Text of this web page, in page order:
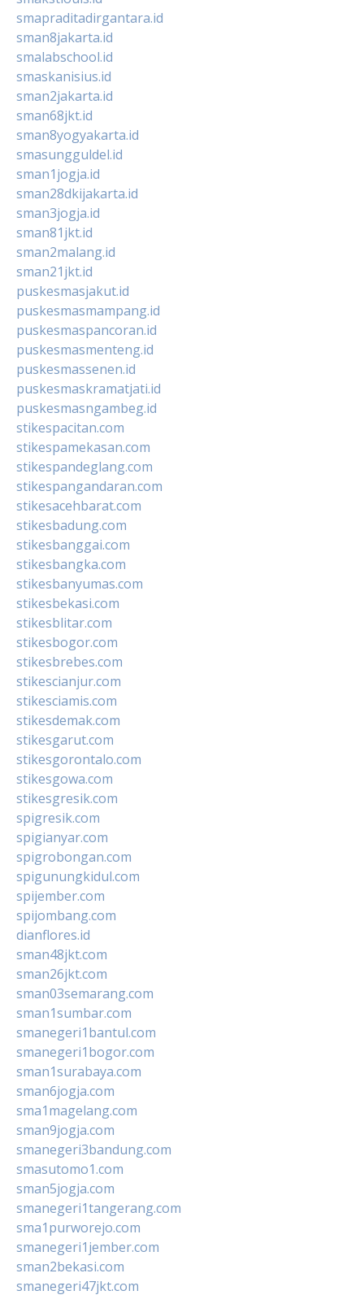
smapraditadirgantara.id
sman8jakarta.id
smalabschool.id
smaskanisius.id
sman2jakarta.id
sman68jkt.id
sman8yogyakarta.id
smasungguldel.id
sman1jogja.id
sman28dkijakarta.id
sman3jogja.id
sman81jkt.id
sman2malang.id
sman21jkt.id
puskesmasjakut.id
puskesmasmampang.id
puskesmaspancoran.id
puskesmasmenteng.id
puskesmassenen.id
puskesmaskramatjati.id
puskesmasngambeg.id
stikespacitan.com
stikespamekasan.com
stikespandeglang.com
stikespangandaran.com
stikesacehbarat.com
stikesbadung.com
stikesbanggai.com
stikesbangka.com
stikesbanyumas.com
stikesbekasi.com
stikesblitar.com
stikesbogor.com
stikesbrebes.com
stikescianjur.com
stikesciamis.com
stikesdemak.com
stikesgarut.com
stikesgorontalo.com
stikesgowa.com
stikesgresik.com
spigresik.com
spigianyar.com
spigrobongan.com
spigunungkidul.com
spijember.com
spijombang.com
dianflores.id
sman48jkt.com
sman26jkt.com
sman03semarang.com
sman1sumbar.com
smanegeri1bantul.com
smanegeri1bogor.com
sman1surabaya.com
sman6jogja.com
sma1magelang.com
sman9jogja.com
smanegeri3bandung.com
smasutomo1.com
sman5jogja.com
smanegeri1tangerang.com
sma1purworejo.com
smanegeri1jember.com
sman2bekasi.com
smanegeri47jkt.com